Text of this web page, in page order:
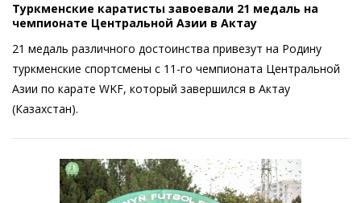
Туркменские каратисты завоевали 21 медаль на
чемпионате Центральной Азии в Актау
21 медаль различного достоинства привезут на Родину
туркменские спортсмены с 11-го чемпионата Центральной
Азии по карате WKF, который завершился в Актау
(Казахстан).